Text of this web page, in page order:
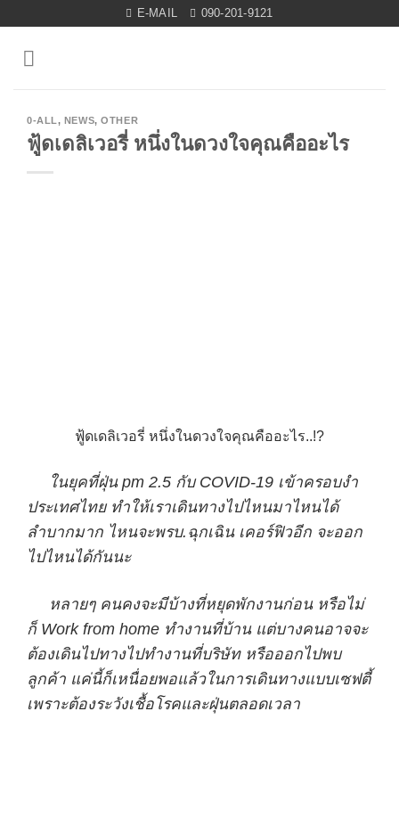
content
E-MAIL 090-201-9121
0-ALL, NEWS,OTHER
ฟู้ดเดลิเวอรี่ หนึ่งในดวงใจคุณคืออะไร
ฟู้ดเดลิเวอรี่ หนึ่งในดวงใจคุณคืออะไร..!?
ในยุคที่ฝุ่น pm 2.5 กับ COVID-19 เข้าครอบงำ
ประเทศไทย ทำให้เราเดินทางไปไหนมาไหนได้
ลำบากมาก ไหนจะพรบ.ฉุกเฉิน เคอร์ฟิวอีก จะออก
ไปไหนได้กันนะ
หลายๆ คนคงจะมีบ้างที่หยุดพักงานก่อน หรือไม่
ก็ Work from home ทำงานที่บ้าน แต่บางคนอาจจะ
ต้องเดินไปทางไปทำงานที่บริษัท หรือออกไปพบ
ลูกค้า แค่นี้ก็เหนื่อยพอแล้วในการเดินทางแบบเซฟตี้
เพราะต้องระวังเชื้อโรคและฝุ่นตลอดเวลา